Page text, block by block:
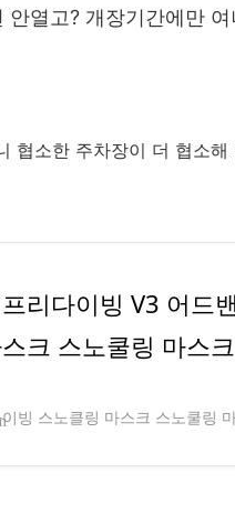
열고? 개장기간에만 여
협소한 주차장이 더 협소해
리다이빙 V3 어드
크 스노쿨링 마스
빙 스노클링 마스크 스노쿨링